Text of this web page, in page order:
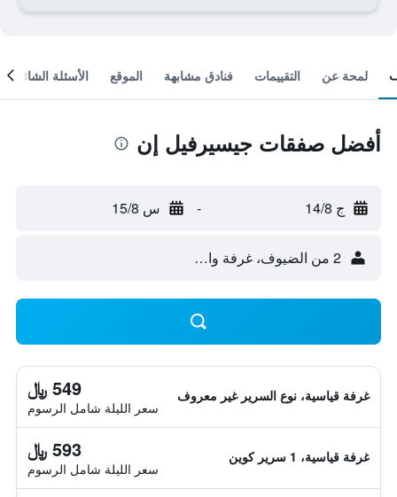
لمحة عن التقييمات فنادق مشابهة الموقع الأسئلة الشائعة
أفضل صفقات جيسيرفيل إن
ج 14/8 - س 15/8
2 من الضيوف، غرفة واحدة
غرفة قياسية، نوع السرير غير معروف 549 ﷼
سعر الليلة شامل الرسوم
غرفة قياسية، 1 سرير كوين 593 ﷼
سعر الليلة شامل الرسوم